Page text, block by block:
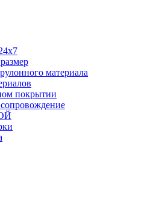
материала
покрытии